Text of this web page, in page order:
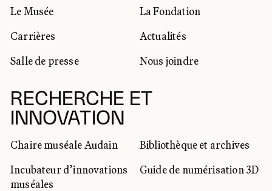
Le Musée
La Fondation
Carrières
Actualités
Salle de presse
Nous joindre
RECHERCHE ET
INNOVATION
Chaire muséale Audain
Bibliothèque et archives
Incubateur d’innovations
muséales
Guide de numérisation 3D